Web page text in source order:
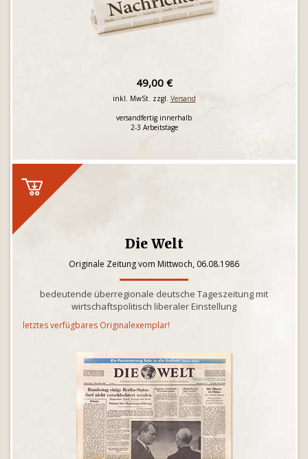
49,00 €
inkl. MwSt. zzgl. Versand
versandfertig innerhalb
2-3 Arbeitstage
Die Welt
Originale Zeitung vom Mittwoch, 06.08.1986
bedeutende überregionale deutsche Tageszeitung mit
wirtschaftspolitisch liberaler Einstellung
letztes verfügbares Originalexemplar!